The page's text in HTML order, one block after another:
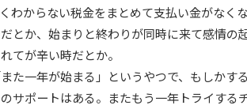
わからない税金をまとめて支払い金がなく
とか、始まりと終わりが同時に来て感情の
てが辛い時だとか。
た一年が始まる」というやつで、もしかす
サポートはある。またもう一年トライする